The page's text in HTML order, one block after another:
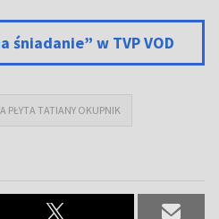
śniadanie” w TVP VOD
PŁYTA TATIANY OKUPNIK